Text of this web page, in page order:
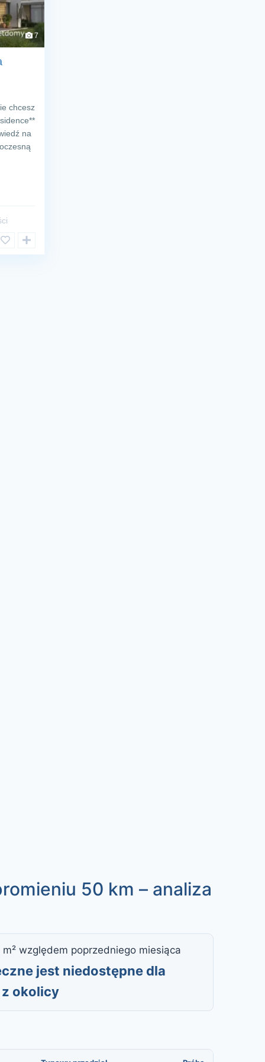
7
chcesz
na
50 km – analiza
względem poprzedniego miesiąca
jest niedostępne dla
z okolicy